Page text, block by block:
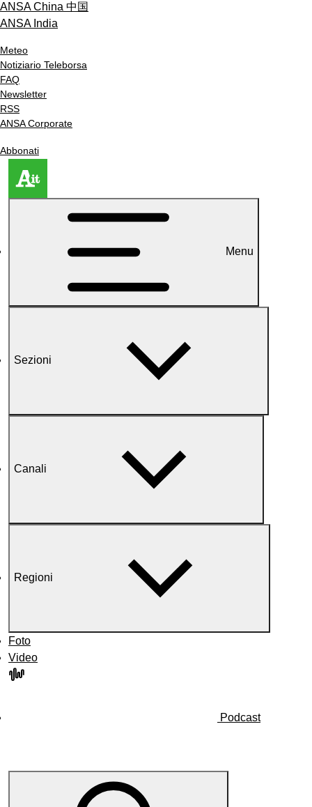
ANSA China 中国
ANSA India
Meteo
Notiziario Teleborsa
FAQ
Newsletter
RSS
ANSA Corporate
Abbonati
Menu
Sezioni
Canali
Regioni
Foto
Video
Podcast